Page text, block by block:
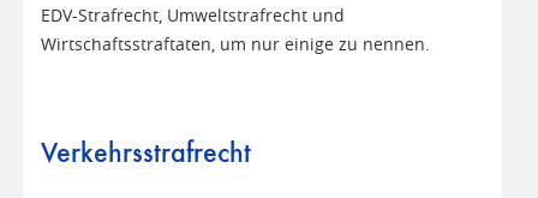
EDV-Strafrecht, Umweltstrafrecht und
Wirtschaftsstraftaten, um nur einige zu nennen.
Verkehrsstrafrecht